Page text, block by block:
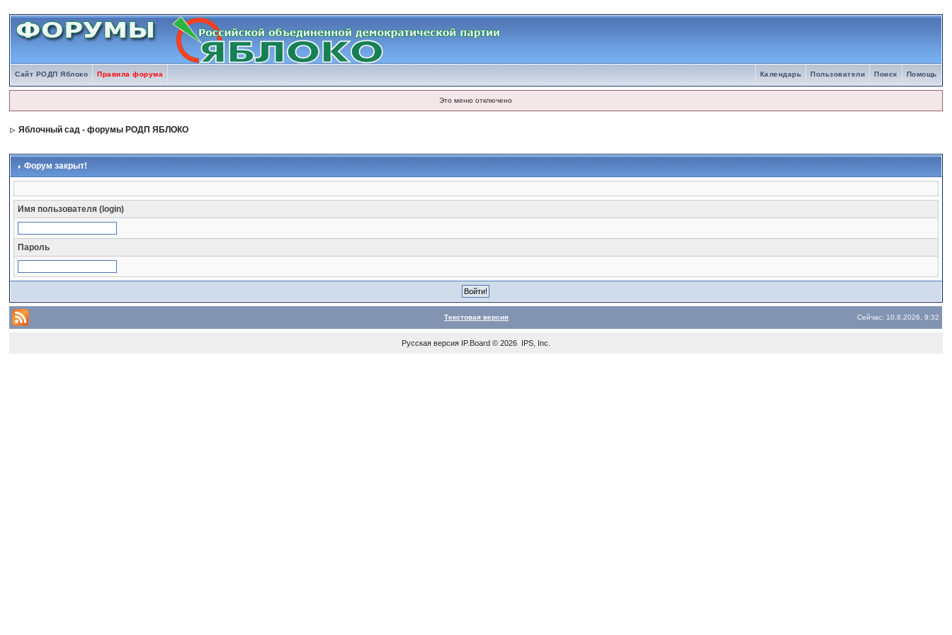
Сайт РОДП Яблоко Правила форума Помощь
Поиск
Пользователи
Календарь
Это меню отключено
Яблочный сад - форумы РОДП ЯБЛОКО
Форум закрыт!
Имя пользователя (login)
Пароль
Текстовая версия Сейчас: 10.8.2026, 9:32
Русская версия IP.Board© 2026 IPS, Inc